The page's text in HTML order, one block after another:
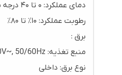
دمای عملکرد: ۰ تا ۴۰ درجه سانتی‌گراد
رطوبت عملکرد: ۱۰٪ تا ۸۰٪
برق :
منبع تغذیه: AC 100-240V~, 50/60Hz
نوع برق: داخلی